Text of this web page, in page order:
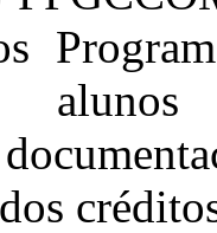
alunos